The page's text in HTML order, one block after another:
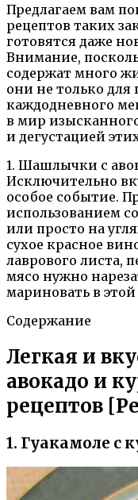
Предлагаем вам
рецептов таких
готовятся даже
Внимание,
содержат много
они не только
каждодневного
в мир
и дегустацией
1. Шашлычки с
Исключительно
особое событие.
использованием
или просто на
сухое красное
лаврового листа,
мясо нужно
мариновать в
Содержание
Легкая и
авокадо и
рецептов
1. Гуакамоле с